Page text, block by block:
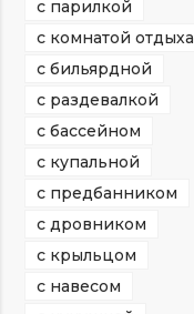
с парилкой
с комнатой отдыха
с бильярдной
с раздевалкой
с бассейном
с купальной
с предбанником
с дровником
с крыльцом
с навесом